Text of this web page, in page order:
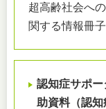
超高齢社会へ
関する情報冊
認知症サポ
助資料（認知